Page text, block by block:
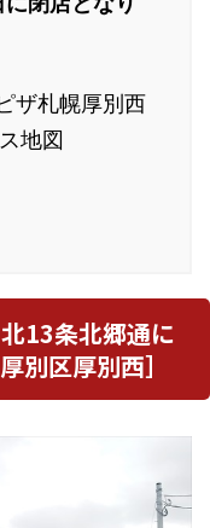
ザ札幌厚別西
地図
13条北郷通に
別区厚別西］